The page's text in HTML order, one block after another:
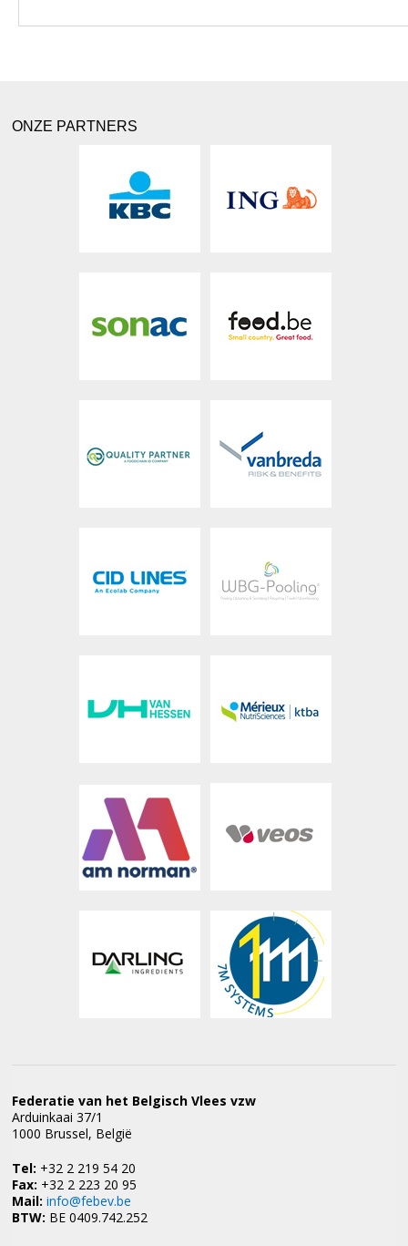
ONZE PARTNERS
Federatie van het Belgisch Vlees vzw
Arduinkaai 37/1
1000 Brussel, België
Tel: +32 2 219 54 20
Fax: +32 2 223 20 95
Mail: info@febev.be
BTW: BE 0409.742.252